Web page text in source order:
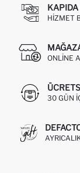
HIZMET
ONLINE
30 GÜN